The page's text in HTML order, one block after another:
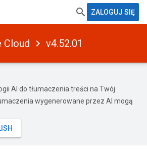
ZALOGUJ SIĘ
Cloud v4.52.01
AI do tłumaczenia treści na Twój
wygenerowane przez AI mogą